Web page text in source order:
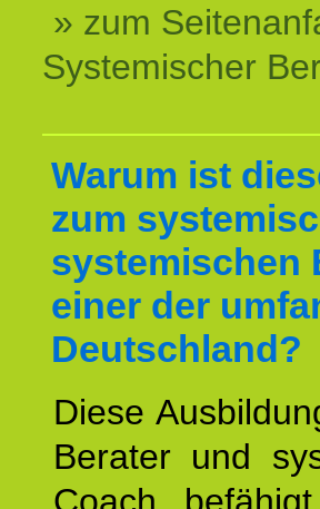
» zum
Systemischer
Warum ist
zum
systemischen
einer der
Deutschland?
Diese
Berater und